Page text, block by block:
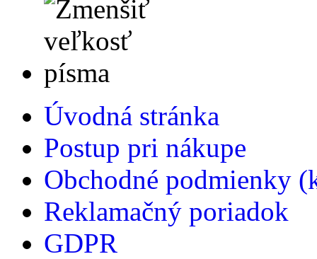
Úvodná stránka
Postup pri nákupe
Obchodné podmienky
Reklamačný poriadok
GDPR